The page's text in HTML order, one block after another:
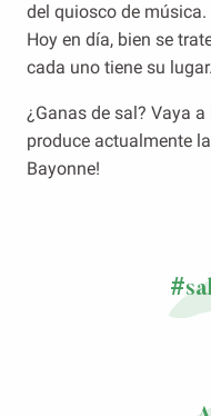
del quiosco de música.
Hoy en día, bien se
cada uno tiene su lugar.
¿Ganas de sal? Vaya
produce actualmente
Bayonne!